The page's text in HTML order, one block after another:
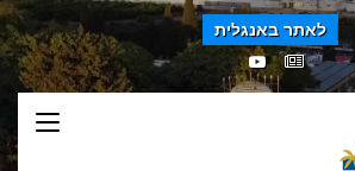
לאתר באנגלית